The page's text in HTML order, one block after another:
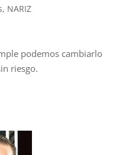
, NARIZ
podemos cambiarlo
riesgo.